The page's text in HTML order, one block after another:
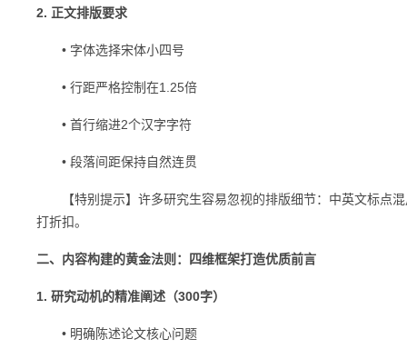
2. 正文排版要求
• 字体选择宋体小四号
• 行距严格控制在1.25倍
• 首行缩进2个汉字字符
• 段落间距保持自然连贯
【特别提示】许多研究生容易忽视的排版细节：中英文标点混
打折扣。
二、内容构建的黄金法则：四维框架打造优质前言
1. 研究动机的精准阐述（300字）
• 明确陈述论文核心问题